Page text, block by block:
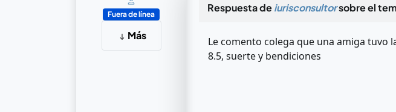
Fuera de línea
Más
Respuesta deiurisconsultorsobre el
Le comento colega que una amiga tuvo
8.5, suerte y bendiciones